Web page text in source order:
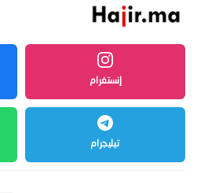
إنستغرام
تيليجرام